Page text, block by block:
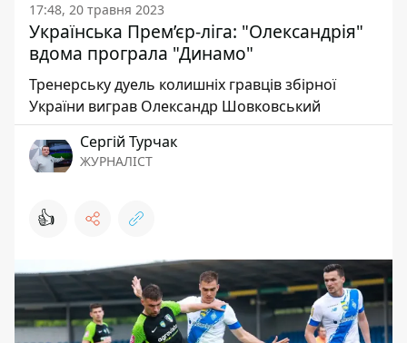
17:48, 20 травня 2023
Українська Прем’єр-ліга: "Олександрія"
вдома програла "Динамо"
Тренерську дуель колишніх гравців збірної
України виграв Олександр Шовковський
Сергій Турчак
ЖУРНАЛІСТ
👍